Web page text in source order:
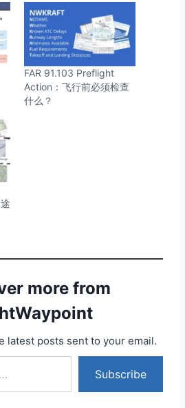
FAR 91.103 Preflight
Action：飞行前必须检查
什么？
more from
latest posts sent to your email.
Subscribe